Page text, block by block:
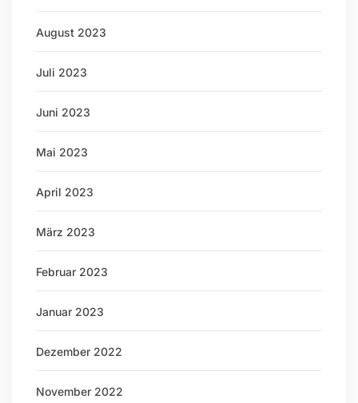
August 2023
Juli 2023
Juni 2023
Mai 2023
April 2023
März 2023
Februar 2023
Januar 2023
Dezember 2022
November 2022